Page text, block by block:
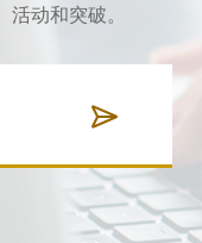
动和突破。